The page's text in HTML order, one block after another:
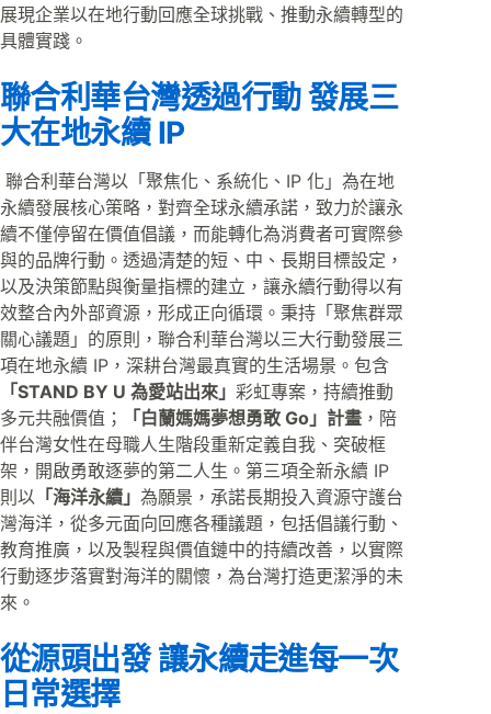
展現企業以在地行動回應全球挑戰、推動永續轉型的
具體實踐。
聯合利華台灣透過行動 發展三
大在地永續 IP
聯合利華台灣以「聚焦化、系統化、IP 化」為在地
永續發展核心策略，對齊全球永續承諾，致力於讓永
續不僅停留在價值倡議，而能轉化為消費者可實際參
與的品牌行動。透過清楚的短、中、長期目標設定，
以及決策節點與衡量指標的建立，讓永續行動得以有
效整合內外部資源，形成正向循環。秉持「聚焦群眾
關心議題」的原則，聯合利華台灣以三大行動發展三
項在地永續 IP，深耕台灣最真實的生活場景。包含
「STAND BY U 為愛站出來」 彩虹專案，持續推動
多元共融價值；
「白蘭媽媽夢想勇敢 Go」計畫 ，陪
伴台灣女性在母職人生階段重新定義自我、突破框
架，開啟勇敢逐夢的第二人生。第三項全新永續 IP
則以 「海洋永續」 為願景，承諾長期投入資源守護台
灣海洋，從多元面向回應各種議題，包括倡議行動、
教育推廣，以及製程與價值鏈中的持續改善，以實際
行動逐步落實對海洋的關懷，為台灣打造更潔淨的未
來。
從源頭出發 讓永續走進每一次
日常選擇